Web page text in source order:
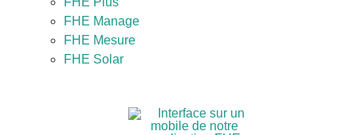
FHE Manage
FHE Mesure
FHE Solar